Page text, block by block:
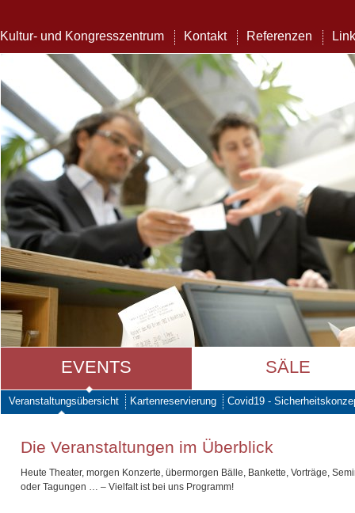
Kultur- und Kongresszentrum Kontakt Referenzen
EVENTS SÄLE
Veranstaltungsübersicht Kartenreservierung Covid19 -
Die Veranstaltungen im Überblick
Heute Theater, morgen Konzerte, übermorgen Bälle, Bankette, Vorträge,
oder Tagungen … – Vielfalt ist bei uns Programm!